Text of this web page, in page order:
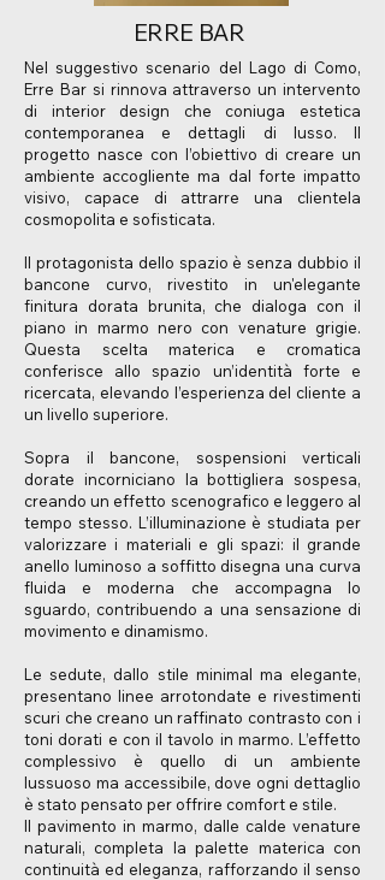
ERRE BAR
Nel suggestivo scenario del Lago di Como,
Erre Bar si rinnova attraverso un intervento
di interior design che coniuga estetica
contemporanea e dettagli di lusso. Il
progetto nasce con l’obiettivo di creare un
ambiente accogliente ma dal forte impatto
visivo, capace di attrarre una clientela
cosmopolita e sofisticata.
Il protagonista dello spazio è senza dubbio il
bancone curvo, rivestito in un'elegante
finitura dorata brunita, che dialoga con il
piano in marmo nero con venature grigie.
Questa scelta materica e cromatica
conferisce allo spazio un’identità forte e
ricercata, elevando l’esperienza del cliente a
un livello superiore.
Sopra il bancone, sospensioni verticali
dorate incorniciano la bottigliera sospesa,
creando un effetto scenografico e leggero al
tempo stesso. L’illuminazione è studiata per
valorizzare i materiali e gli spazi: il grande
anello luminoso a soffitto disegna una curva
fluida e moderna che accompagna lo
sguardo, contribuendo a una sensazione di
movimento e dinamismo.
Le sedute, dallo stile minimal ma elegante,
presentano linee arrotondate e rivestimenti
scuri che creano un raffinato contrasto con i
toni dorati e con il tavolo in marmo. L’effetto
complessivo è quello di un ambiente
lussuoso ma accessibile, dove ogni dettaglio
è stato pensato per offrire comfort e stile.
Il pavimento in marmo, dalle calde venature
naturali, completa la palette materica con
continuità ed eleganza, rafforzando il senso